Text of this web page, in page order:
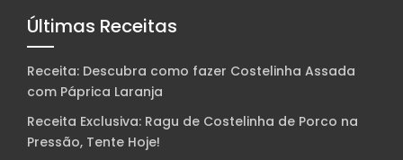
Últimas Receitas
Receita: Descubra como fazer Costelinha Assada
com Páprica Laranja
Receita Exclusiva: Ragu de Costelinha de Porco na
Pressão, Tente Hoje!